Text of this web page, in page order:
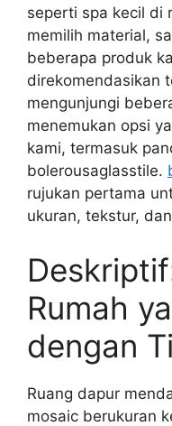
seperti spa kecil di
memilih material,
beberapa produk
direkomendasikan
mengunjungi
menemukan opsi
kami, termasuk
bolerousaglasstile.
rujukan pertama
ukuran, tekstur,
Rumah
dengan
Ruang dapur
mosaic berukuran